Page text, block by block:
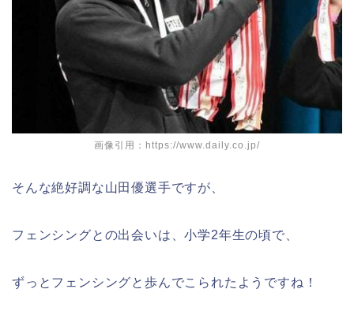
画像引用：https://www.daily.co.jp/
そんな絶好調な山田優選手ですが、
フェンシングとの出会いは、小学2年生の頃で、
ずっとフェンシングと歩んでこられたようですね！